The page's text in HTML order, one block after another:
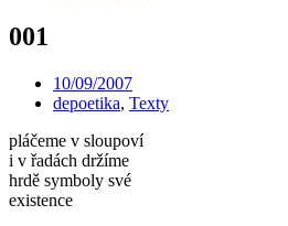
001
10/09/2007
depoetika, Texty
pláčeme v sloupoví
i v řadách držíme
hrdě symboly své
existence